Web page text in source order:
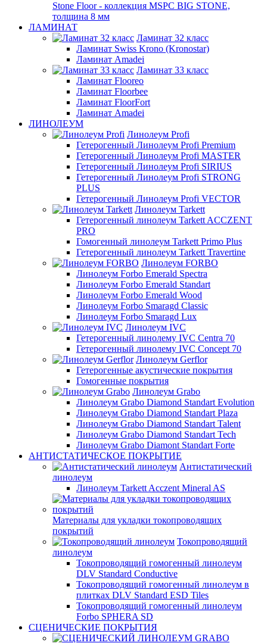
Stone Floor - коллекция MSPC BIG STONE,
толщина 8 мм
ЛАМИНАТ
Ламинат 32 класс
Ламинат Swiss Krono (Kronostar)
Ламинат Amadei
Ламинат 33 класс
Ламинат Flooreo
Ламинат Floorbee
Ламинат FloorFort
Ламинат Amadei
ЛИНОЛЕУМ
Линолеум Profi
Гетерогенный Линолеум Profi Premium
Гетерогенный Линолеум Profi MASTER
Гетерогенный Линолеум Profi SIRIUS
Гетерогенный Линолеум Profi STRONG
PLUS
Гетерогенный Линолеум Profi VECTOR
Линолеум Tarkett
Гетерогенный линолеум Tarkett ACCZENT
PRO
Гомогенный линолеум Tarkett Primo Plus
Гетерогенный линолеум Tarkett Travertine
Линолеум FORBO
Линолеум Forbo Emerald Spectra
Линолеум Forbo Emerald Standart
Линолеум Forbo Emerald Wood
Линолеум Forbo Smaragd Classic
Линолеум Forbo Smaragd Lux
Линолеум IVC
Гетерогенный линолему IVC Centra 70
Гетерогенный линолему IVC Concept 70
Линолеум Gerflor
Гетерогенные акустические покрытия
Гомогенные покрытия
Линолеум Grabo
Линолеум Grabo Diamond Standart Evolution
Линолеум Grabo Diamond Standart Plaza
Линолеум Grabo Diamond Standart Talent
Линолеум Grabo Diamond Standart Tech
Линолеум Grabo Diamont Standart Forte
АНТИСТАТИЧЕСКОЕ ПОКРЫТИЕ
Антистатический
линолеум
Линолеум Tarkett Acczent Mineral AS
Материалы для укладки токопроводящих
покрытий
Токопроводящий
линолеум
Токопроводящий гомогенный линолеум
DLV Standard Conductive
Токопроводящий гомогенный линолеум в
плитках DLV Standard ESD Tiles
Токопроводящий гомогенный линолеум
Forbo SPHERA SD
СЦЕНИЧЕСКИЕ ПОКРЫТИЯ